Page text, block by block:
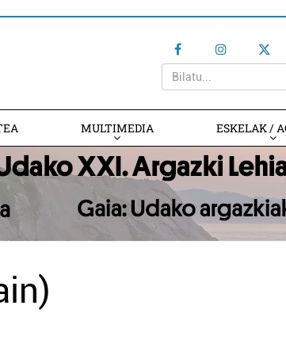
MULTIMEDIA ESKELAK /